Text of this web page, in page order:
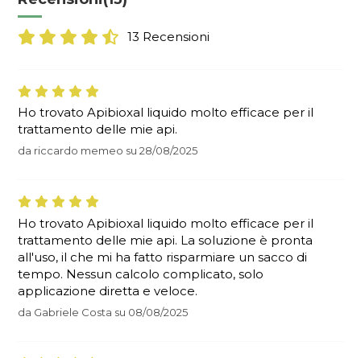
13 Recensioni
Ho trovato Apibioxal liquido molto efficace per il
trattamento delle mie api.
da riccardo memeo su28/08/2025
Ho trovato Apibioxal liquido molto efficace per il
trattamento delle mie api. La soluzione è pronta
all'uso, il che mi ha fatto risparmiare un sacco di
tempo. Nessun calcolo complicato, solo
applicazione diretta e veloce.
da Gabriele Costa su 08/08/2025